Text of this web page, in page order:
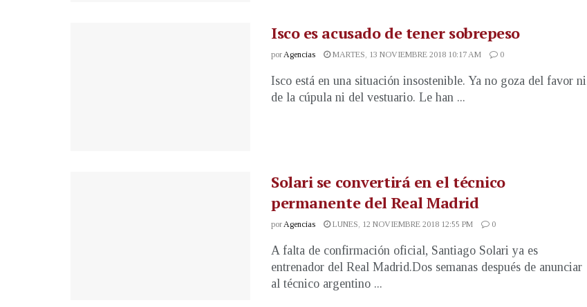
Isco es acusado de tener sobrepeso
porAgencias MARTES, 13 NOVIEMBRE 2018 10:17 AM 0
Isco está en una situación insostenible. Ya no goza del favor ni
de la cúpula ni del vestuario. Le han ...
Solari se convertirá en el técnico
permanente del Real Madrid
porAgencias LUNES, 12 NOVIEMBRE 2018 12:55 PM 0
A falta de confirmación oficial, Santiago Solari ya es
entrenador del Real Madrid.Dos semanas después de anunciar
al técnico argentino ...